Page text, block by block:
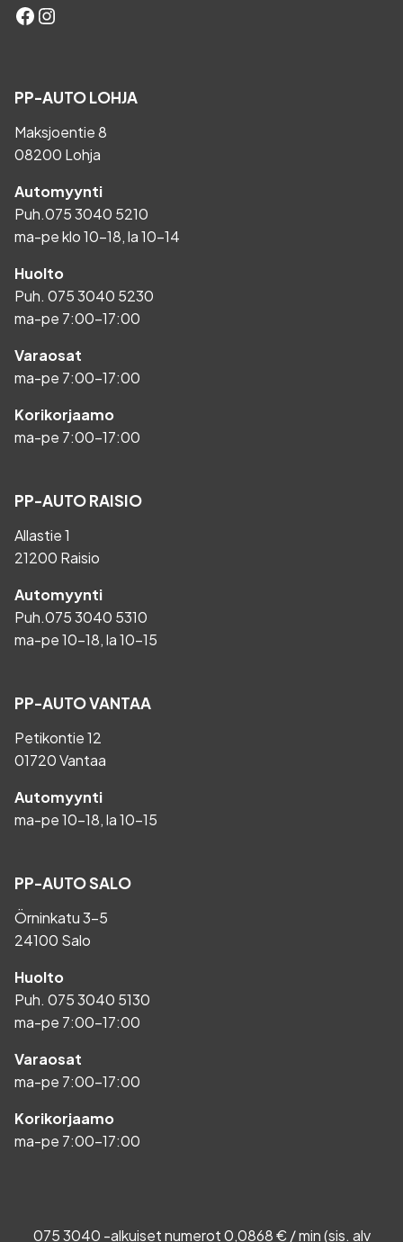
Facebook
Instagram
PP-AUTO LOHJA
Maksjoentie 8
08200 Lohja
Automyynti
Puh.075 3040 5210
ma-pe klo 10-18, la 10-14
Huolto
Puh. 075 3040 5230
ma-pe 7:00-17:00
Varaosat
ma-pe 7:00-17:00
Korikorjaamo
ma-pe 7:00-17:00
PP-AUTO RAISIO
Allastie 1
21200 Raisio
Automyynti
Puh.075 3040 5310
ma-pe 10-18, la 10-15
PP-AUTO VANTAA
Petikontie 12
01720 Vantaa
Automyynti
ma-pe 10-18, la 10-15
PP-AUTO SALO
Örninkatu 3-5
24100 Salo
Huolto
Puh. 075 3040 5130
ma-pe 7:00-17:00
Varaosat
ma-pe 7:00-17:00
Korikorjaamo
ma-pe 7:00-17:00
075 3040 -alkuiset numerot 0,0868 € / min (sis. alv